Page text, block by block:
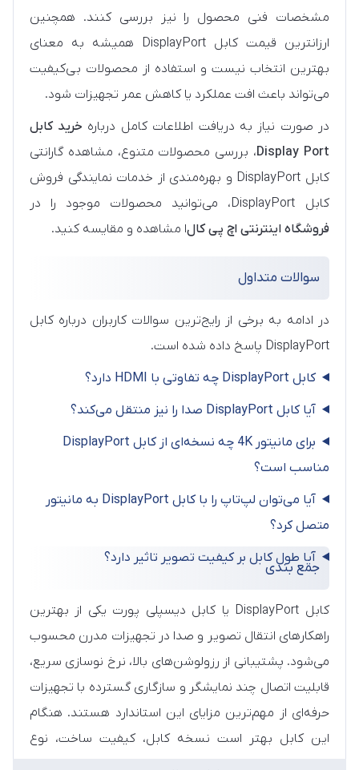
مشخصات فنی محصول را نیز بررسی کنند. همچنین
ارزانترین قیمت کابل DisplayPort همیشه به معنای
بهترین انتخاب نیست و استفاده از محصولات بی‌کیفیت
می‌تواند باعث افت عملکرد یا کاهش عمر تجهیزات شود.
در صورت نیاز به دریافت اطلاعات کامل درباره خرید کابل
Display Port، بررسی محصولات متنوع، مشاهده گارانتی
کابل DisplayPort و بهره‌مندی از خدمات نمایندگی فروش
کابل DisplayPort، می‌توانید محصولات موجود را در
فروشگاه اینترنتی اچ پی کالا مشاهده و مقایسه کنید.
سوالات متداول
در ادامه به برخی از رایج‌ترین سوالات کاربران درباره کابل
DisplayPort پاسخ داده شده است.
کابل DisplayPort چه تفاوتی با HDMI دارد؟
آیا کابل DisplayPort صدا را نیز منتقل می‌کند؟
برای مانیتور 4K چه نسخه‌ای از کابل DisplayPort
مناسب است؟
آیا می‌توان لپ‌تاپ را با کابل DisplayPort به مانیتور
متصل کرد؟
آیا طول کابل بر کیفیت تصویر تاثیر دارد؟
جمع بندی
کابل DisplayPort یا کابل دیسپلی پورت یکی از بهترین
راهکارهای انتقال تصویر و صدا در تجهیزات مدرن محسوب
می‌شود. پشتیبانی از رزولوشن‌های بالا، نرخ نوسازی سریع،
قابلیت اتصال چند نمایشگر و سازگاری گسترده با تجهیزات
حرفه‌ای از مهم‌ترین مزایای این استاندارد هستند. هنگام
این کابل بهتر است نسخه کابل، کیفیت ساخت، نوع